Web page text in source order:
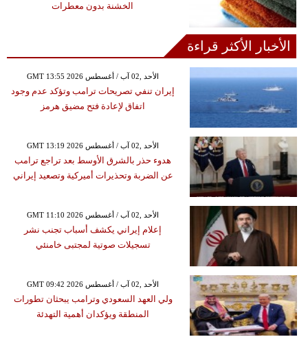
الخشنة بدون معطرات
الأخبار الأكثر قراءة
GMT 13:55 2026 الأحد ,02 آب / أغسطس
إيران تنفي تصريحات ترامب وتؤكد عدم وجود
اتفاق لإعادة فتح مضيق هرمز
GMT 13:19 2026 الأحد ,02 آب / أغسطس
هدوء حذر بالشرق الأوسط بعد تراجع ترامب
عن الضربة وتحذيرات أميركية وتصعيد إيراني
GMT 11:10 2026 الأحد ,02 آب / أغسطس
إعلام إيراني يكشف أسباب تجنب نشر
تسجيلات صوتية لمجتبى خامنئي
GMT 09:42 2026 الأحد ,02 آب / أغسطس
ولي العهد السعودي وترامب يبحثان تطورات
المنطقة ويؤكدان أهمية التهدئة